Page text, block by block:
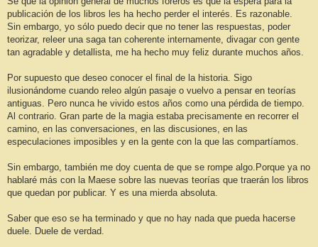
publicación de los libros les ha hecho perder el interés. Es razonable.
Sin embargo, yo sólo puedo decir que no tener las respuestas, poder
teorizar, releer una saga tan coherente internamente, divagar con gente
tan agradable y detallista, me ha hecho muy feliz durante muchos años.
Por supuesto que deseo conocer el final de la historia. Sigo
ilusionándome cuando releo algún pasaje o vuelvo a pensar en teorías
antiguas. Pero nunca he vivido estos años como una pérdida de tiempo.
Al contrario. Gran parte de la magia estaba precisamente en recorrer el
camino, en las conversaciones, en las discusiones, en las
especulaciones imposibles y en la gente con la que las compartíamos.
Sin embargo, también me doy cuenta de que se rompe algo.Porque ya no
hablaré más con la Maese sobre las nuevas teorías que traerán los libros
que quedan por publicar. Y es una mierda absoluta.
Saber que eso se ha terminado y que no hay nada que pueda hacerse
duele. Duele de verdad.